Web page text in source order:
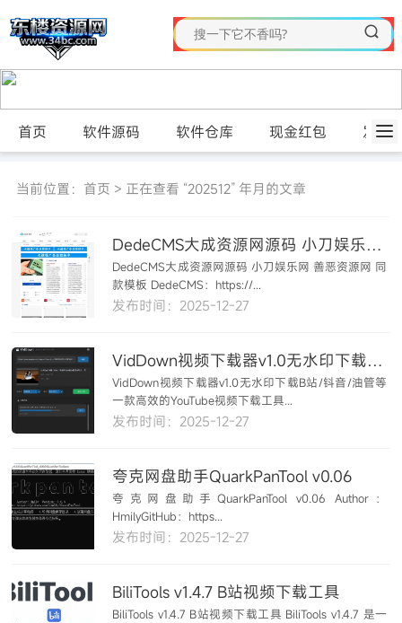
首页 软件源码 软件仓库 现金红包 发布
当前位置： 首页 > 正在查看 “202512” 年月的文章
DedeCMS大成资源网源码 小刀娱乐网 善恶资源网 同款模板
DedeCMS大成资源网源码 小刀娱乐网 善恶资源网 同
款模板 DedeCMS：https://...
发布时间：2025-12-27
VidDown视频下载器v1.0无水印下载B站/钭音/油管等
VidDown视频下载器v1.0无水印下载B站/钭音/油管等
一款高效的YouTube视频下载工具...
发布时间：2025-12-27
夸克网盘助手QuarkPanTool v0.06
夸克网盘助手QuarkPanTool v0.06 Author：
HmilyGitHub：https...
发布时间：2025-12-27
BiliTools v1.4.7 B站视频下载工具
BiliTools v1.4.7 B站视频下载工具 BiliTools v1.4.7 是一